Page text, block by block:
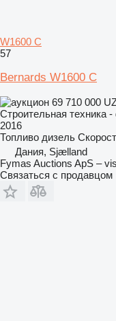
W1600 C
57
Bernards W1600 C
69 710 000
Строительная техника
2016
Топливо дизель
Дания, Sjælland
Fymas Auctions ApS –
Связаться с продавцом